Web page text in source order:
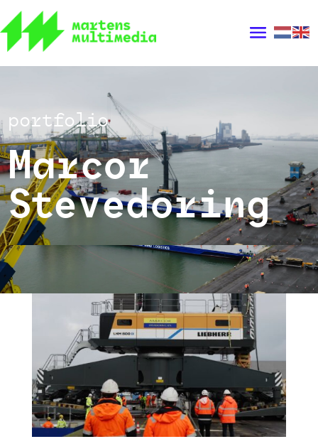
portfolio
Marcor
Stevedoring